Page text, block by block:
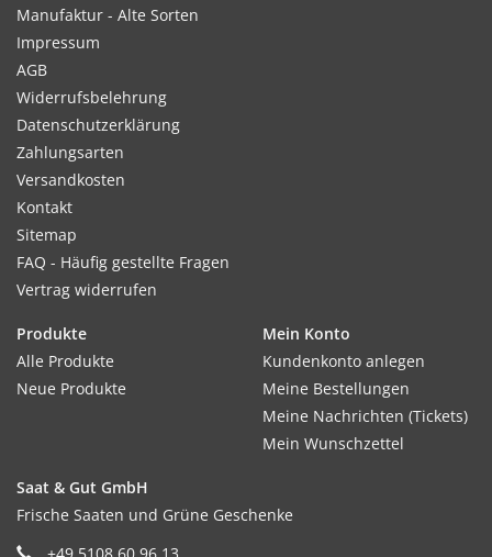
Manufaktur - Alte Sorten
Impressum
AGB
Widerrufsbelehrung
Datenschutzerklärung
Zahlungsarten
Versandkosten
Kontakt
Sitemap
FAQ - Häufig gestellte Fragen
Vertrag widerrufen
Produkte
Alle Produkte
Neue Produkte
Mein Konto
Kundenkonto anlegen
Meine Bestellungen
Meine Nachrichten (Tickets)
Mein Wunschzettel
Saat & Gut GmbH
Frische Saaten und Grüne Geschenke